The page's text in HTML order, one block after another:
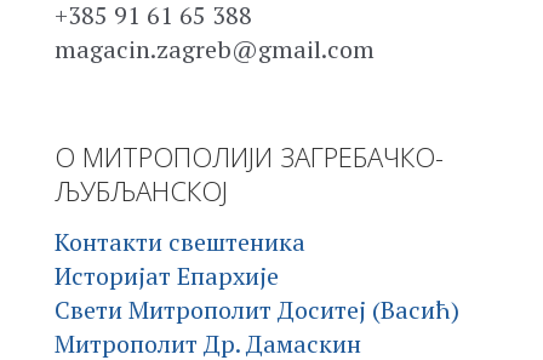
+385 91 61 65 388
magacin.zagreb@gmail.com
О МИТРОПОЛИЈИ ЗАГРЕБАЧКО-
ЉУБЉАНСКОЈ
Контакти свештеника
Историјат Епархије
Свети Митрополит Доситеј (Васић)
Митрополит Др. Дамаскин